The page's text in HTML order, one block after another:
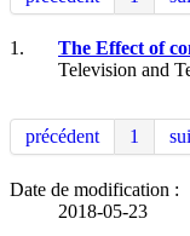
1. The Effect of
Television and
précédent 1
Date de modification :
2018-05-23